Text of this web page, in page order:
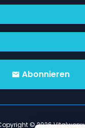
email Abonnieren
© 2026Vitalworxx